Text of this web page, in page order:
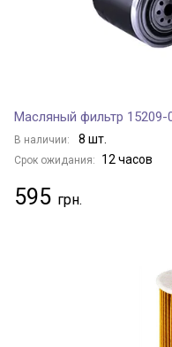
Масляный фильтр 15209-
В наличии: 8 шт.
Срок ожидания: 12 часов
595